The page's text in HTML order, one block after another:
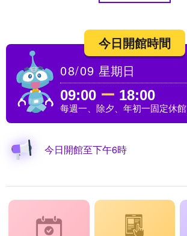
今日開館時間
08/09 星期日
09:00 ー 18:00
每週一、除夕、年初一固定休館
今日開館至下午6時